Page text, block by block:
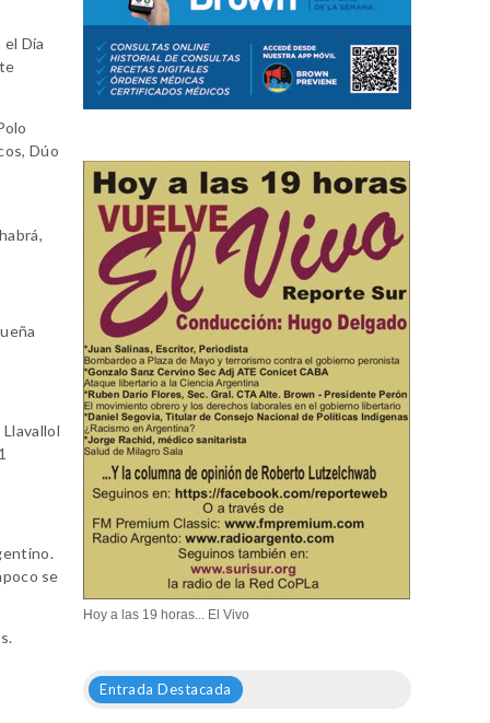
Día
Dúo
Llavallol
se
Hoy a las 19 horas... El Vivo
Entrada Destacada